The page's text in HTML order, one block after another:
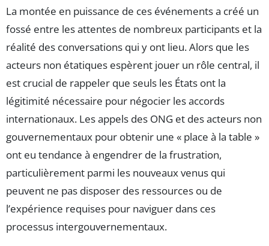
La montée en puissance de ces événements a créé un
fossé entre les attentes de nombreux participants et la
réalité des conversations qui y ont lieu. Alors que les
acteurs non étatiques espèrent jouer un rôle central, il
est crucial de rappeler que seuls les États ont la
légitimité nécessaire pour négocier les accords
internationaux. Les appels des ONG et des acteurs non
gouvernementaux pour obtenir une « place à la table »
ont eu tendance à engendrer de la frustration,
particulièrement parmi les nouveaux venus qui
peuvent ne pas disposer des ressources ou de
l’expérience requises pour naviguer dans ces
processus intergouvernementaux.